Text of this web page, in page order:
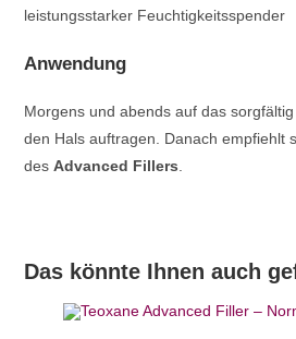
leistungsstarker Feuchtigkeitsspender
Anwendung
Morgens und abends auf das
den Hals auftragen. Danach empfiehlt
desAdvanced Fillers
Das könnte Ihnen auch